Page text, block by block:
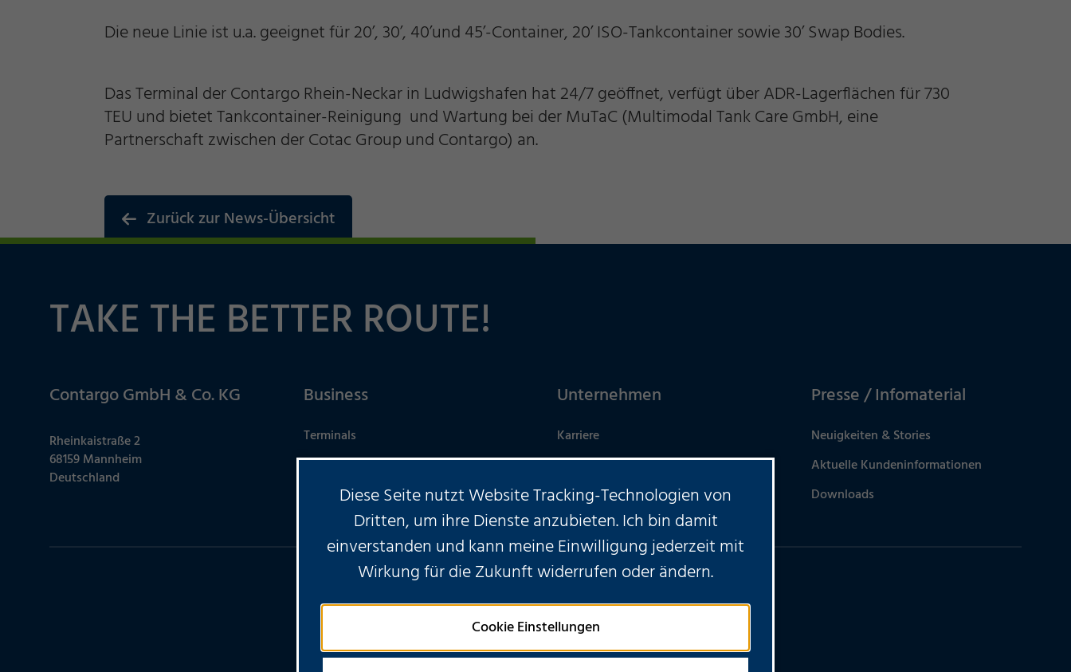
Die neue Linie ist u.a. geeignet für 20’, 30’, 40’und 45’-Container, 20’ ISO-Tankcontainer sowie 30’ Swap Bodies.
Das Terminal der Contargo Rhein-Neckar in Ludwigshafen hat 24/7 geöffnet, verfügt über ADR-Lagerflächen für 730
TEU und bietet Tankcontainer-Reinigung und Wartung bei der MuTaC (Multimodal Tank Care GmbH, eine
Partnerschaft zwischen der Cotac Group und Contargo) an.
Zurück zur News-Übersicht
TAKE THE BETTER ROUTE!
Contargo GmbH & Co. KG
Rheinkaistraße 2
68159 Mannheim
Deutschland
Business
Terminals
Kontakt
Service-Büros
Unternehmen
Karriere
Nachhaltigkeit
econtargo
Presse / Infomaterial
Neuigkeiten & Stories
Aktuelle Kundeninformationen
Downloads
HABEN SIE WEITERE FRAGEN?
KONTAKTIEREN SIE UNS
Diese Seite nutzt Website Tracking-Technologien von
Dritten, um ihre Dienste anzubieten. Ich bin damit
einverstanden und kann meine Einwilligung jederzeit mit
Wirkung für die Zukunft widerrufen oder ändern.
Cookie Einstellungen
Cookie Informationen anzeigen
Akzeptieren Speichern
Ablehnen
Impressum
Datenschutz